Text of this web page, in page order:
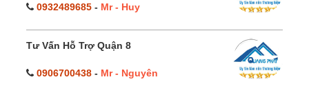
0932489685 - Mr - Huy
Tư Vấn Hỗ Trợ Quận 8
0906700438 - Mr - Nguyên